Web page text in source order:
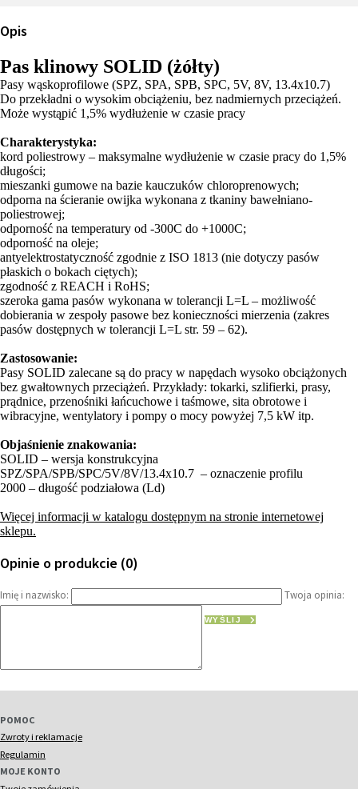
Opis
Pas klinowy SOLID (żółty)
Pasy wąskoprofilowe (SPZ, SPA, SPB, SPC, 5V, 8V, 13.4x10.7)
Do przekładni o wysokim obciążeniu, bez nadmiernych przeciążeń.
Może wystąpić 1,5% wydłużenie w czasie pracy
Charakterystyka:
kord poliestrowy – maksymalne wydłużenie w czasie pracy do 1,5%
długości;
mieszanki gumowe na bazie kauczuków chloroprenowych;
odporna na ścieranie owijka wykonana z tkaniny bawełniano-
poliestrowej;
odporność na temperatury od -300C do +1000C;
odporność na oleje;
antyelektrostatyczność zgodnie z ISO 1813 (nie dotyczy pasów
płaskich o bokach ciętych);
zgodność z REACH i RoHS;
szeroka gama pasów wykonana w tolerancji L=L – możliwość
dobierania w zespoły pasowe bez konieczności mierzenia (zakres
pasów dostępnych w tolerancji L=L str. 59 – 62).
Zastosowanie:
Pasy SOLID zalecane są do pracy w napędach wysoko obciążonych
bez gwałtownych przeciążeń. Przykłady: tokarki, szlifierki, prasy,
prądnice, przenośniki łańcuchowe i taśmowe, sita obrotowe i
wibracyjne, wentylatory i pompy o mocy powyżej 7,5 kW itp.
Objaśnienie znakowania:
SOLID – wersja konstrukcyjna
SPZ/SPA/SPB/SPC/5V/8V/13.4x10.7 – oznaczenie profilu
2000 – długość podziałowa (Ld)
Więcej informacji w katalogu dostępnym na stronie internetowej
sklepu.
Opinie o produkcie (0)
Imię i nazwisko: Twoja opinia:
WYŚLIJ
POMOC
Zwroty i reklamacje
Regulamin
MOJE KONTO